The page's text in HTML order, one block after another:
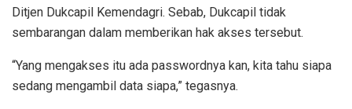
Ditjen Dukcapil Kemendagri. Sebab, Dukcapil tidak
sembarangan dalam memberikan hak akses tersebut.
“Yang mengakses itu ada passwordnya kan, kita tahu siapa
sedang mengambil data siapa,” tegasnya.